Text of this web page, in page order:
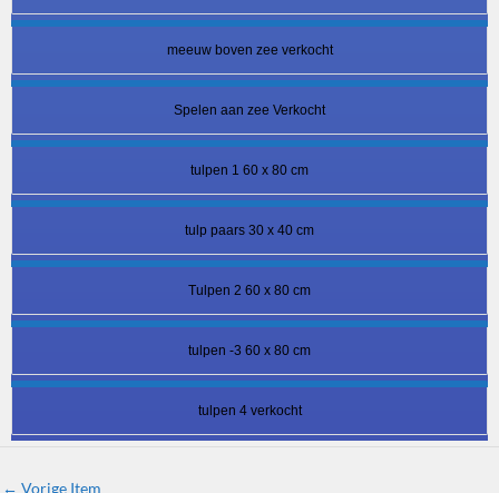
meeuw boven zee verkocht
Spelen aan zee Verkocht
tulpen 1 60 x 80 cm
tulp paars 30 x 40 cm
Tulpen 2 60 x 80 cm
tulpen -3 60 x 80 cm
tulpen 4 verkocht
← Vorige Item